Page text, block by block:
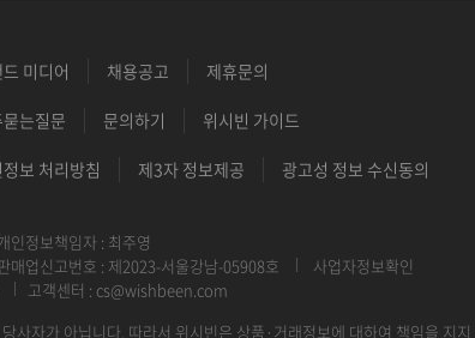
미디어 채용공고 제휴문의
는질문 문의하기 위시빈 가이드
보 처리방침 제3자 정보제공 광고성 정보 수신동의
인정보책임자 : 최주영
매업신고번호 : 제2023-서울강남-05908호
사업자정보확인
고객센터 : cs@wishbeen.com
사자가 아닙니다. 따라서 위시빈은 상품·거래정보에 대하여 책임을 지